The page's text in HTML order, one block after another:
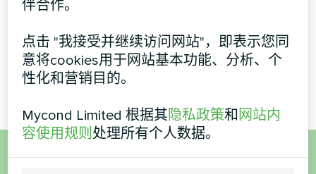
MCU 的生产设施
MyCond 模块化热泵标准
MCU 为高要求操作提供强大
的气候控制
系列
伴合作。
点击 "我接受并继续访问网站"，即表示您同
意将cookies用于网站基本功能、分析、个
性化和营销目的。
Mycond Limited 根据其隐私政策和 网站内
容使用规则 处理所有个人数据。